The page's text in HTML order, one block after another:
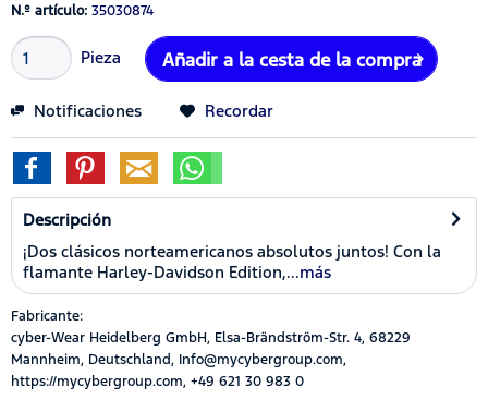
N.º artículo: 35030874
Pieza Añadir a la cesta de la compra
Notificaciones Recordar
Descripción
¡Dos clásicos norteamericanos absolutos juntos! Con la
flamante Harley-Davidson Edition,...más
Fabricante:
cyber-Wear Heidelberg GmbH, Elsa-Brändström-Str. 4, 68229
Mannheim, Deutschland, Info@mycybergroup.com,
https://mycybergroup.com, +49 621 30 983 0